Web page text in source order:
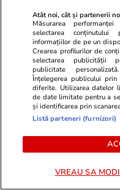
Comentează
Loghează-te în contul
comentarii și a te
Atât noi, cât și partenerii
Măsurarea
selectarea conținutului
informațiilor de pe un
Crearea profilurilor de
selectarea publicității
publicitate
Înțelegerea publicului
diferite. Utilizarea datelor
de date limitate pentru a
și identificarea prin
Listă parteneri (furnizori)
VREAU SA